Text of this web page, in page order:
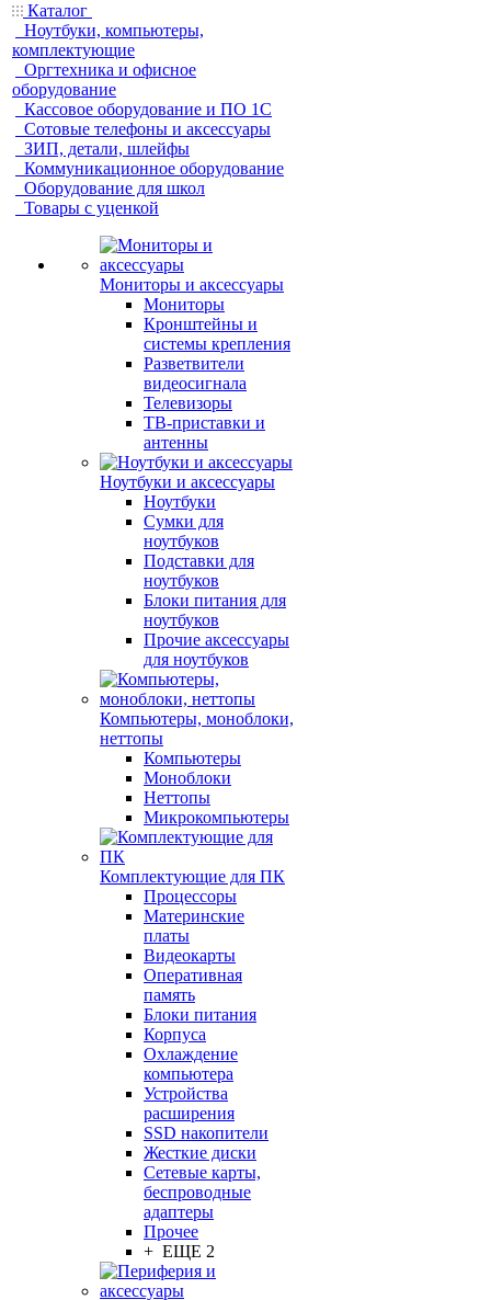
Каталог
Ноутбуки, компьютеры,
комплектующие
Оргтехника и офисное
оборудование
Кассовое оборудование и ПО 1С
Сотовые телефоны и аксессуары
ЗИП, детали, шлейфы
Коммуникационное оборудование
Оборудование для школ
Товары с уценкой
Мониторы и аксессуары
Мониторы
Кронштейны и
системы крепления
Разветвители
видеосигнала
Телевизоры
ТВ-приставки и
антенны
Ноутбуки и аксессуары
Ноутбуки
Сумки для
ноутбуков
Подставки для
ноутбуков
Блоки питания для
ноутбуков
Прочие аксессуары
для ноутбуков
Компьютеры, моноблоки,
неттопы
Компьютеры
Моноблоки
Неттопы
Микрокомпьютеры
Комплектующие для ПК
Процессоры
Материнские
платы
Видеокарты
Оперативная
память
Блоки питания
Корпуса
Охлаждение
компьютера
Устройства
расширения
SSD накопители
Жесткие диски
Сетевые карты,
беспроводные
адаптеры
Прочее
+ ЕЩЕ 2